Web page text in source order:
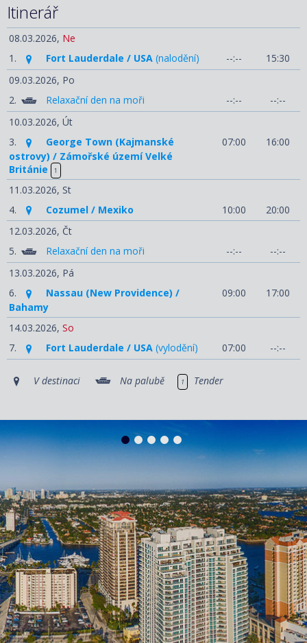
Itinerář
08.03.2026, Ne
1.
Fort Lauderdale / USA (nalodění) --:--
15:30
09.03.2026, Po
2.
Relaxační den na moři --:--
--:--
10.03.2026, Út
3.
George Town (Kajmanské
ostrovy) / Zámořské území Velké
Británie
1
07:00 16:00
11.03.2026, St
4.
Cozumel / Mexiko 10:00
20:00
12.03.2026, Čt
5.
Relaxační den na moři --:--
--:--
13.03.2026, Pá
6.
Nassau (New Providence) /
Bahamy
09:00 17:00
14.03.2026, So
7.
Fort Lauderdale / USA (vylodění) 07:00 --:--
V destinaci Na palubě 1 Tender